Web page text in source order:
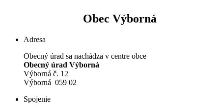
Obec Výborná
Adresa
Obecný úrad sa nachádza v centre obce
Obecný úrad Výborná
Výborná č. 12
Výborná 059 02
Spojenie